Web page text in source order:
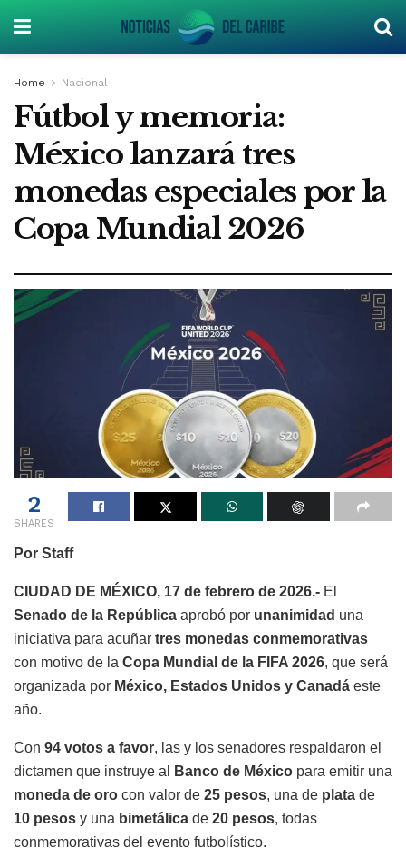
Home Nacional
Fútbol y memoria:
México lanzará tres
monedas especiales por la
Copa Mundial 2026
2
SHARES
Por Staff
CIUDAD DE MÉXICO, 17 de febrero de 2026.- El
Senado de la República aprobó por unanimidad una
iniciativa para acuñar tres monedas conmemorativas
con motivo de la Copa Mundial de la FIFA 2026, que será
organizada por México, Estados Unidos y Canadá este
año.
Con 94 votos a favor, las y los senadores respaldaron el
dictamen que instruye al
Banco de México para emitir una
moneda de oro con valor de 25 pesos, una de plata de
10 pesos y una bimetálica de 20 pesos, todas
conmemorativas del evento futbolístico.